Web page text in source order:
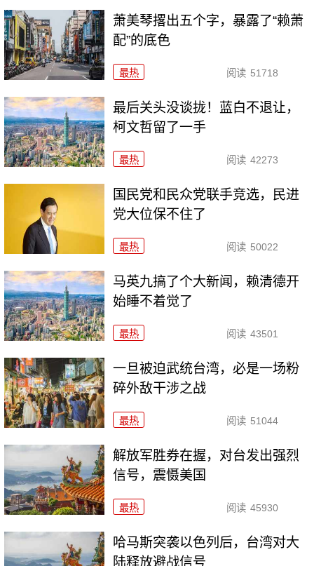
萧美琴撂出五个字，暴露了“赖萧
配”的底色
最热 阅读 51718
最后关头没谈拢！蓝白不退让，
柯文哲留了一手
最热 阅读 42273
国民党和民众党联手竞选，民进
党大位保不住了
最热 阅读 50022
马英九搞了个大新闻，赖清德开
始睡不着觉了
最热 阅读 43501
一旦被迫武统台湾，必是一场粉
碎外敌干涉之战
最热 阅读 51044
解放军胜券在握，对台发出强烈
信号，震慑美国
最热 阅读 45930
哈马斯突袭以色列后，台湾对大
陆释放避战信号